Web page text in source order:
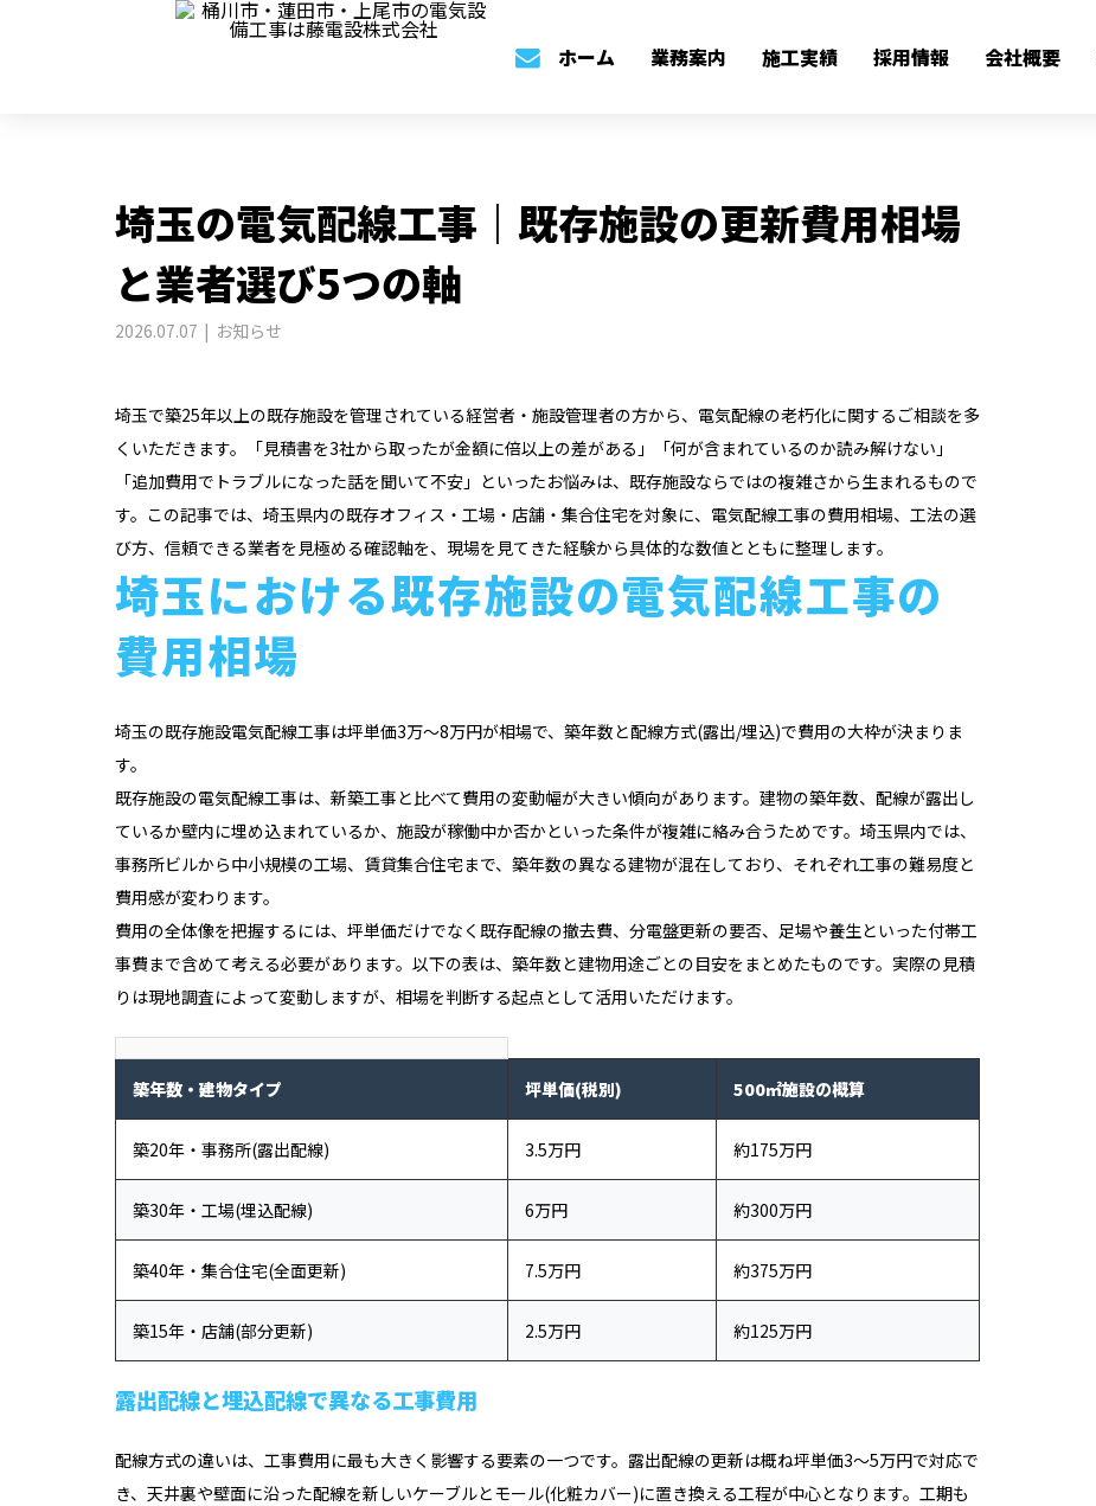
ホーム 業務案内 施工実績 採用情報 会社概要
ブログ
埼玉の電気配線工事｜既存施設の更新費用相場と業者選び5つの軸
埼玉の電気配線工事｜既存施設の更新費用相場
と業者選び5つの軸
2026.07.07 お知らせ
埼玉で築25年以上の既存施設を管理されている経営者・施設管理者の方から、電気配線の老朽化に関するご相談を多
くいただきます。「見積書を3社から取ったが金額に倍以上の差がある」「何が含まれているのか読み解けない」
「追加費用でトラブルになった話を聞いて不安」といったお悩みは、既存施設ならではの複雑さから生まれるもので
す。この記事では、埼玉県内の既存オフィス・工場・店舗・集合住宅を対象に、電気配線工事の費用相場、工法の選
び方、信頼できる業者を見極める確認軸を、現場を見てきた経験から具体的な数値とともに整理します。
埼玉における既存施設の電気配線工事の
費用相場
埼玉の既存施設電気配線工事は坪単価3万〜8万円が相場で、築年数と配線方式(露出/埋込)で費用の大枠が決まりま
す。
既存施設の電気配線工事は、新築工事と比べて費用の変動幅が大きい傾向があります。建物の築年数、配線が露出し
ているか壁内に埋め込まれているか、施設が稼働中か否かといった条件が複雑に絡み合うためです。埼玉県内では、
事務所ビルから中小規模の工場、賃貸集合住宅まで、築年数の異なる建物が混在しており、それぞれ工事の難易度と
費用感が変わります。
費用の全体像を把握するには、坪単価だけでなく既存配線の撤去費、分電盤更新の要否、足場や養生といった付帯工
事費まで含めて考える必要があります。以下の表は、築年数と建物用途ごとの目安をまとめたものです。実際の見積
りは現地調査によって変動しますが、相場を判断する起点として活用いただけます。
築年数・建物タイプ 坪単価(税別) 500㎡施設の概算
築20年・事務所(露出配線) 3.5万円 約175万円
築30年・工場(埋込配線) 6万円 約300万円
築40年・集合住宅(全面更新) 7.5万円 約375万円
築15年・店舗(部分更新) 2.5万円 約125万円
露出配線と埋込配線で異なる工事費用
配線方式の違いは、工事費用に最も大きく影響する要素の一つです。露出配線の更新は概ね坪単価3〜5万円で対応で
き、天井裏や壁面に沿った配線を新しいケーブルとモール(化粧カバー)に置き換える工程が中心となります。工期も